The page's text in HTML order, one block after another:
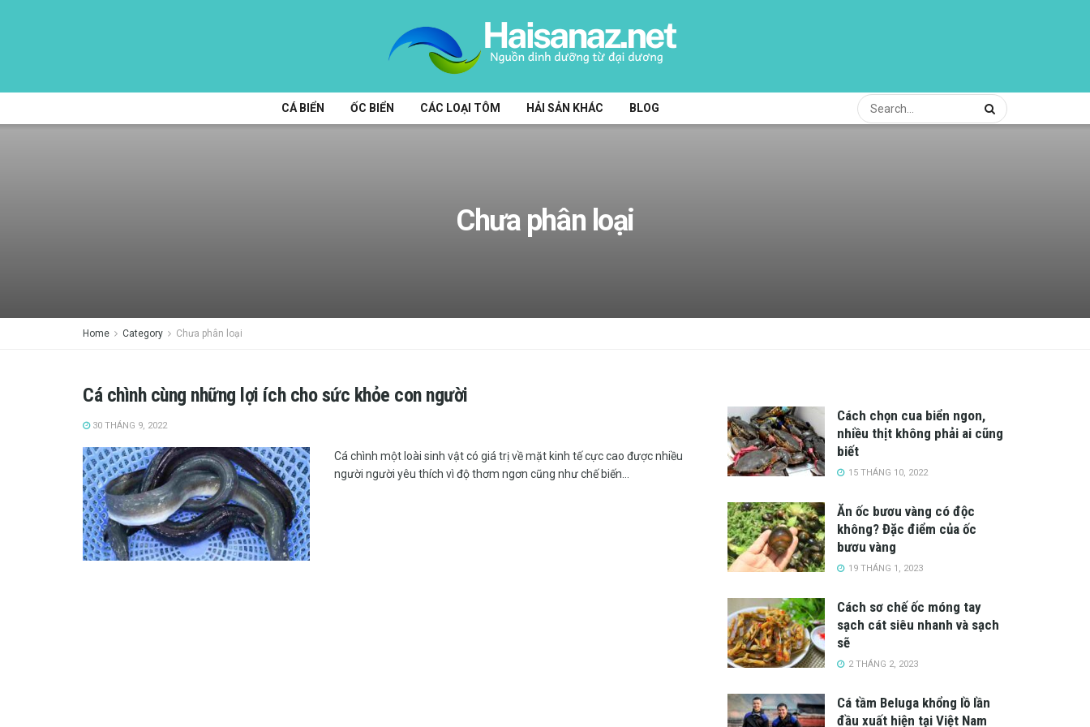
CÁ BIỂN ỐC BIỂN CÁC LOẠI TÔM HẢI SẢN KHÁC BLOG
Chưa phân loại
Home Category Chưa phân loại
Cá chình cùng những lợi ích cho sức khỏe con người
30 THÁNG 9, 2022
Cá chình một loài sinh vật có giá trị về mặt kinh tế cực cao được nhiều
người người yêu thích vì độ thơm ngơn cũng như chế biến...
Cách chọn cua biển ngon,
nhiều thịt không phải ai cũng
biết
15 THÁNG 10, 2022
Ăn ốc bươu vàng có độc
không? Đặc điểm của ốc
bươu vàng
19 THÁNG 1, 2023
Cách sơ chế ốc móng tay
sạch cát siêu nhanh và sạch
sẽ
2 THÁNG 2, 2023
Cá tầm Beluga khổng lồ lần
đầu xuất hiện tại Việt Nam